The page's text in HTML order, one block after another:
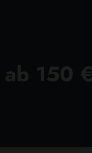
ab 150 €